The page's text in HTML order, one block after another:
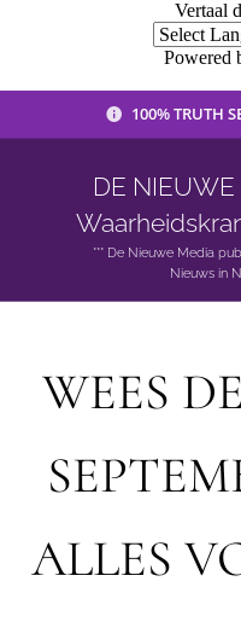
Vertaal
Powered
100% TRUTH
DE
*** De Nieuwe Media
Nieuws in
WEES
ALLES